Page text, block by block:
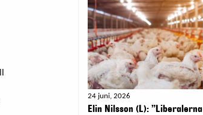
24 juni, 2026
Elin Nilsson (L): ”Liberalerna